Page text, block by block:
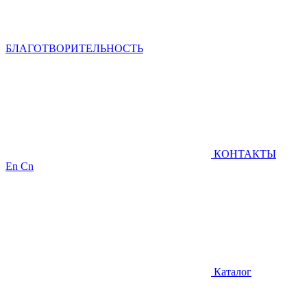
БЛАГОТВОРИТЕЛЬНОСТЬ
КОНТАКТЫ
En Cn
Каталог